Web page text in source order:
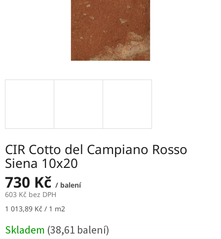
CIR Cotto del Campiano Rosso
Siena 10x20
730 Kč / balení
603 Kč bez DPH
Měrná
1 013,89 Kč / 1 m2
Skladem (38,61 balení)